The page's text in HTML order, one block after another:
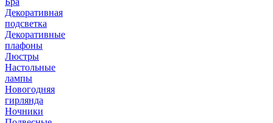
Декоративная
подсветка
Декоративные
плафоны
Люстры
Настольные
лампы
Новогодняя
гирлянда
Ночники